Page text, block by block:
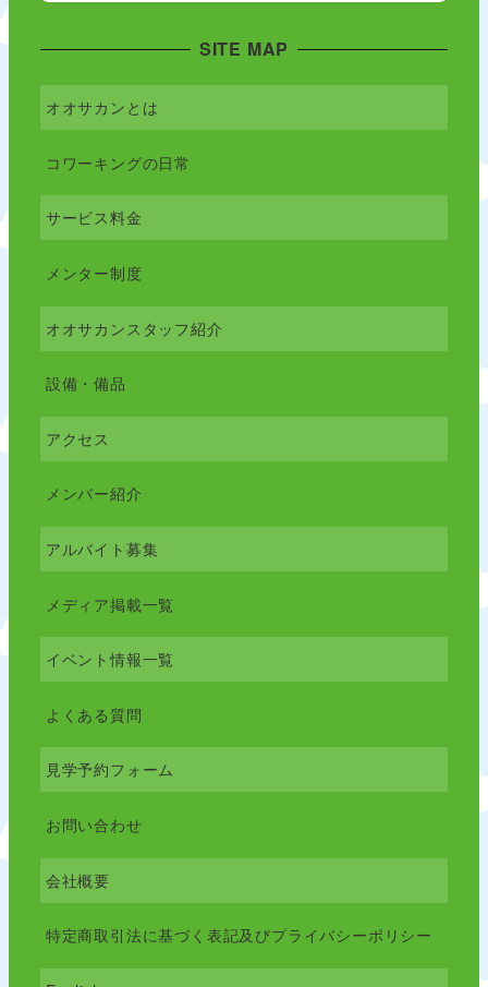
SITE MAP
オオサカンとは
コワーキングの日常
サービス料金
メンター制度
オオサカンスタッフ紹介
設備・備品
アクセス
メンバー紹介
アルバイト募集
メディア掲載一覧
イベント情報一覧
よくある質問
見学予約フォーム
お問い合わせ
会社概要
特定商取引法に基づく表記及びプライバシーポリシー